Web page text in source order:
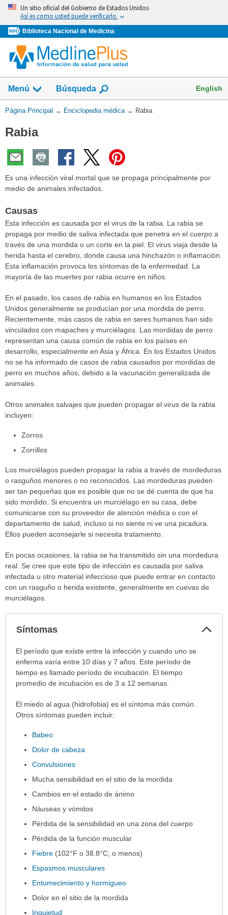
Omita
vaya
al
Contenido
Un sitio oficial del Gobierno de Estados Unidos
Así es como usted puede verificarlo
Biblioteca Nacional de Medicina
Menú Búsqueda English
Usted
aquí:
Página Principal → Enciclopedia médica → Rabia
Rabia
Es una infección viral mortal que se propaga principalmente por
medio de animales infectados.
Causas
Esta infección es causada por el virus de la rabia. La rabia se
propaga por medio de saliva infectada que penetra en el cuerpo a
través de una mordida o un corte en la piel. El virus viaja desde la
herida hasta el cerebro, donde causa una hinchazón o inflamación.
Esta inflamación provoca los síntomas de la enfermedad. La
mayoría de las muertes por rabia ocurre en niños.
En el pasado, los casos de rabia en humanos en los Estados
Unidos generalmente se producían por una mordida de perro.
Recientemente, más casos de rabia en seres humanos han sido
vinculados con mapaches y murciélagos. Las mordidas de perro
representan una causa común de rabia en los países en
desarrollo, especialmente en Asia y África. En los Estados Unidos
no se ha informado de casos de rabia causados por mordidas de
perro en muchos años, debido a la vacunación generalizada de
animales.
Otros animales salvajes que pueden propagar el virus de la rabia
incluyen:
Zorros
Zorrillos
Los murciélagos pueden propagar la rabia a través de mordeduras
o rasguños menores o no reconocidos. Las mordeduras pueden
ser tan pequeñas que es posible que no se dé cuenta de que ha
sido mordido. Si encuentra un murciélago en su casa, debe
comunicarse con su proveedor de atención médica o con el
departamento de salud, incluso si no siente ni ve una picadura.
Ellos pueden aconsejarle si necesita tratamiento.
En pocas ocasiones, la rabia se ha transmitido sin una mordedura
real. Se cree que este tipo de infección es causada por saliva
infectada u otro material infeccioso que puede entrar en contacto
con un rasguño o herida existente, generalmente en cuevas de
murciélagos.
Síntomas
Síntomas
sido
extendido.
El período que existe entre la infección y cuando uno se
enferma varía entre 10 días y 7 años. Este período de
tiempo es llamado período de incubación. El tiempo
promedio de incubación es de 3 a 12 semanas.
El miedo al agua (hidrofobia) es el síntoma más común.
Otros síntomas pueden incluir:
Babeo
Dolor de cabeza
Convulsiones
Mucha sensibilidad en el sitio de la mordida
Cambios en el estado de ánimo
Náuseas y vómitos
Pérdida de la sensibilidad en una zona del cuerpo
Pérdida de la función muscular
Fiebre (102°F o 38.8°C, o menos)
Espasmos musculares
Entumecimiento y hormigueo
Dolor en el sitio de la mordida
Inquietud